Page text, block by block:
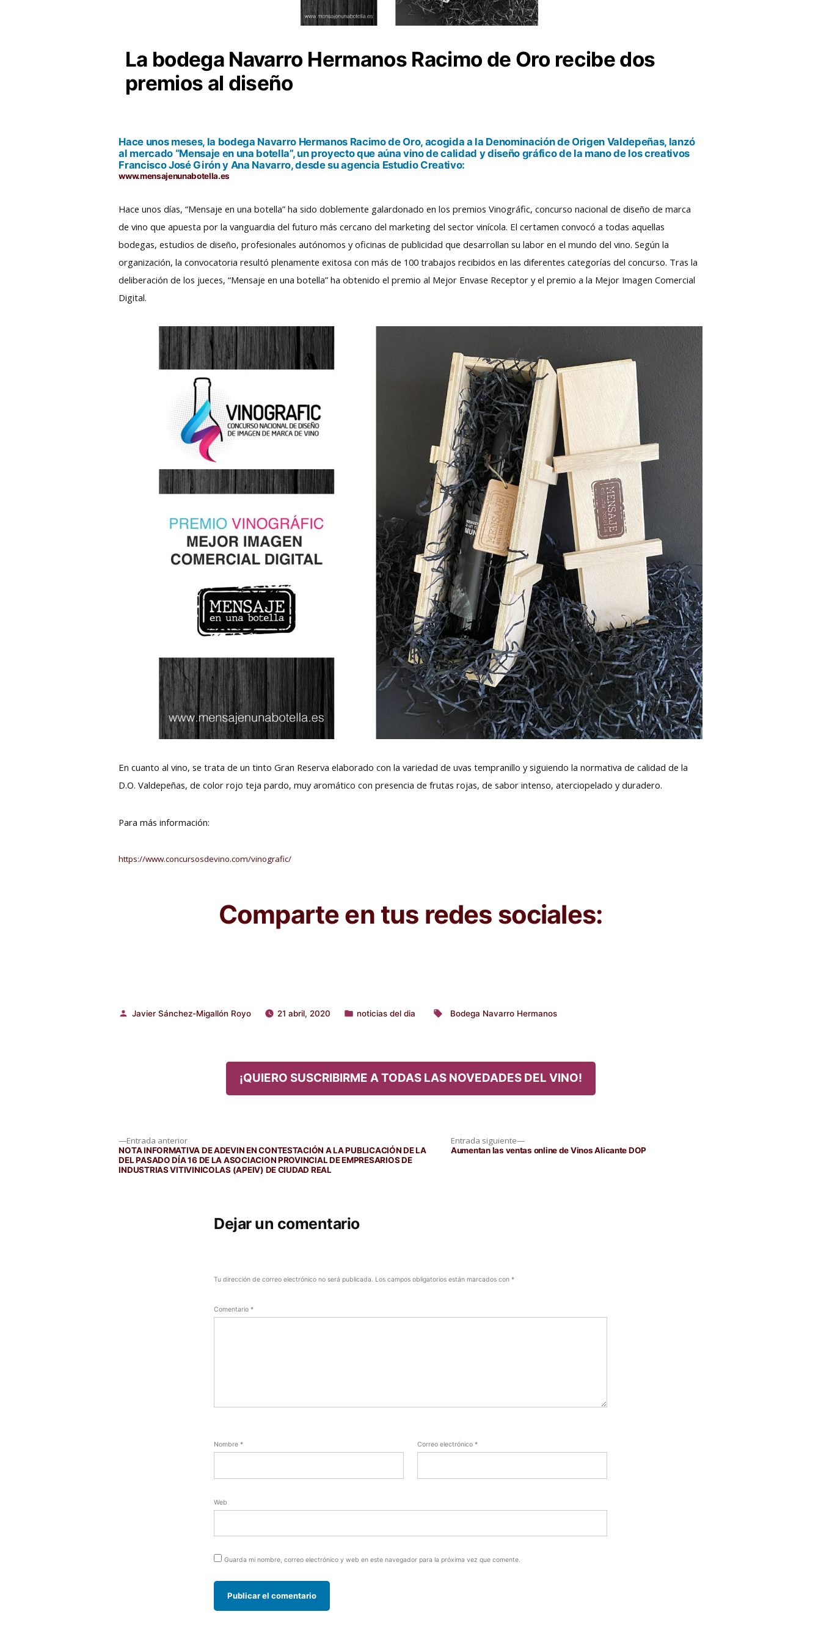
La bodega Navarro Hermanos Racimo de Oro recibe dos
premios al diseño
Hace unos meses, la bodega Navarro Hermanos Racimo de Oro, acogida a la Denominación de Origen Valdepeñas, lanzó
al mercado “Mensaje en una botella”, un proyecto que aúna vino de calidad y diseño gráfico de la mano de los creativos
Francisco José Girón y Ana Navarro, desde su agencia Estudio Creativo:
www.mensajenunabotella.es
Hace unos días, “Mensaje en una botella” ha sido doblemente galardonado en los premios Vinográfic, concurso nacional de diseño de marca
de vino que apuesta por la vanguardia del futuro más cercano del marketing del sector vinícola. El certamen convocó a todas aquellas
bodegas, estudios de diseño, profesionales autónomos y oficinas de publicidad que desarrollan su labor en el mundo del vino. Según la
organización, la convocatoria resultó plenamente exitosa con más de 100 trabajos recibidos en las diferentes categorías del concurso. Tras la
deliberación de los jueces, “Mensaje en una botella” ha obtenido el premio al Mejor Envase Receptor y el premio a la Mejor Imagen Comercial
Digital.
En cuanto al vino, se trata de un tinto Gran Reserva elaborado con la variedad de uvas tempranillo y siguiendo la normativa de calidad de la
D.O. Valdepeñas, de color rojo teja pardo, muy aromático con presencia de frutas rojas, de sabor intenso, aterciopelado y duradero.
Para más información:
https://www.concursosdevino.com/vinografic/
Comparte en tus redes sociales:
Publicado
Javier Sánchez-Migallón Royo 21 abril, 2020
Publicado
noticias del dia
Etiquetas:
Bodega Navarro Hermanos
¡QUIERO SUSCRIBIRME A TODAS LAS NOVEDADES DEL VINO!
Entrada anteriorEntrada
anterior:
NOTA INFORMATIVA DE ADEVIN EN CONTESTACIÓN A LA PUBLICACIÓN DE LA
DEL PASADO DÍA 16 DE LA ASOCIACION PROVINCIAL DE EMPRESARIOS DE
INDUSTRIAS VITIVINICOLAS (APEIV) DE CIUDAD REAL
Entrada siguiente
Entrada
siguiente:
Aumentan las ventas online de Vinos Alicante DOP
Dejar un comentario
Tu dirección de correo electrónico no será publicada. Los campos obligatorios están marcados con *
Comentario *
Nombre * Correo electrónico *
Web
Guarda mi nombre, correo electrónico y web en este navegador para la próxima vez que comente.